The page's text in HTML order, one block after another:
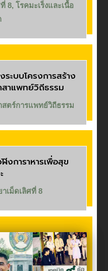
8, โรคมะเร็งและเนื้อ
ระบบโครงการสร้าง
าแพทย์วิถีธรรม
สตร์การแพทย์วิถีธรรม
การาหารเพื่อสุข
าเม็ดเลิศที่ 8